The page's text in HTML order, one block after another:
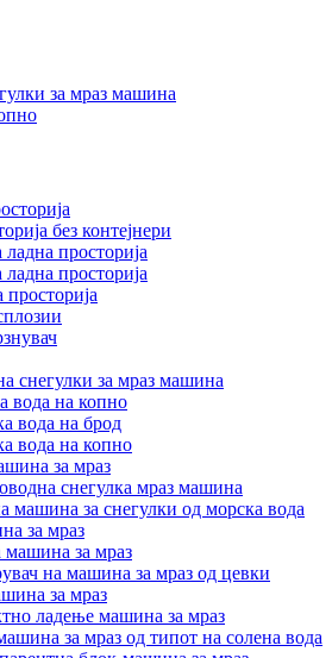
за мраз машина
без контејнери
просторија
просторија
снегулки за мраз машина
вода на копно
вода на брод
вода на копно
за мраз
снегулка мраз машина
машина за снегулки од морска вода
за мраз
машина за мраз
на машина за мраз од цевки
за мраз
ладење машина за мраз
за мраз од типот на солена вода